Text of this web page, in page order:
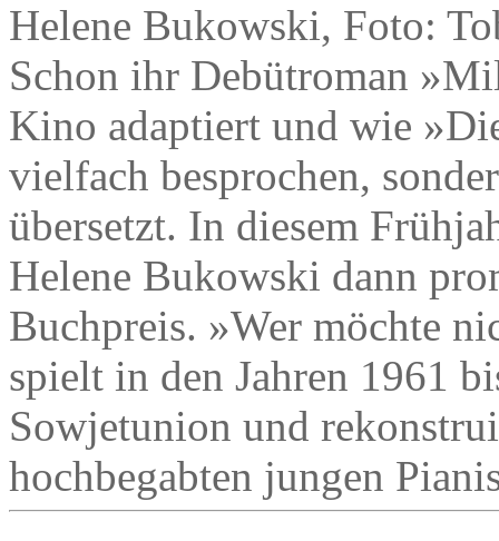
Helene Bukowski, Foto:
Schon ihr Debütroman
Kino adaptiert und wie
vielfach besprochen,
übersetzt. In diesem
Helene Bukowski dann
Buchpreis. »Wer möchte
spielt in den Jahren 1961
Sowjetunion und
hochbegabten jungen